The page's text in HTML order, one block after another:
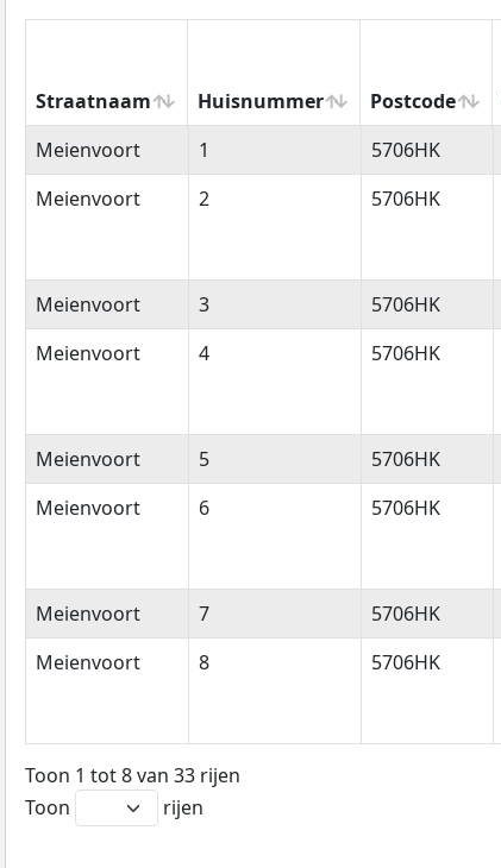
Straatnaam Huisnummer Postcode
Straatnaam
Huisnummer Postcode
Meienvoort 1 5706HK
Meienvoort
2 5706HK
Meienvoort 3 5706HK
Meienvoort
4 5706HK
Meienvoort 5 5706HK
Meienvoort
6 5706HK
Meienvoort 7 5706HK
Meienvoort
8 5706HK
Toon 1 tot 8 van 33 rijen
Toon
rijen